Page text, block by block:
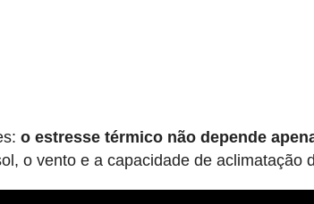
o estresse térmico não depende
o vento e a capacidade de aclimatação